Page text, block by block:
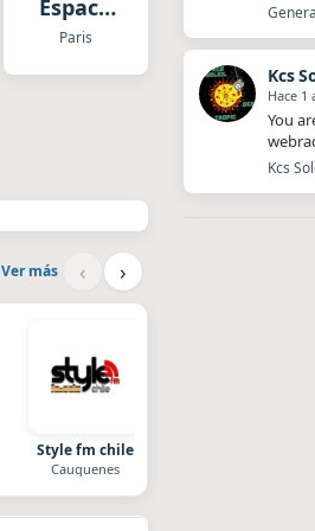
Espace
Dance 90
Paris
Ver más ‹ ›
Style fm chile
Cauquenes
Kcs
Hace 1
You
Kcs